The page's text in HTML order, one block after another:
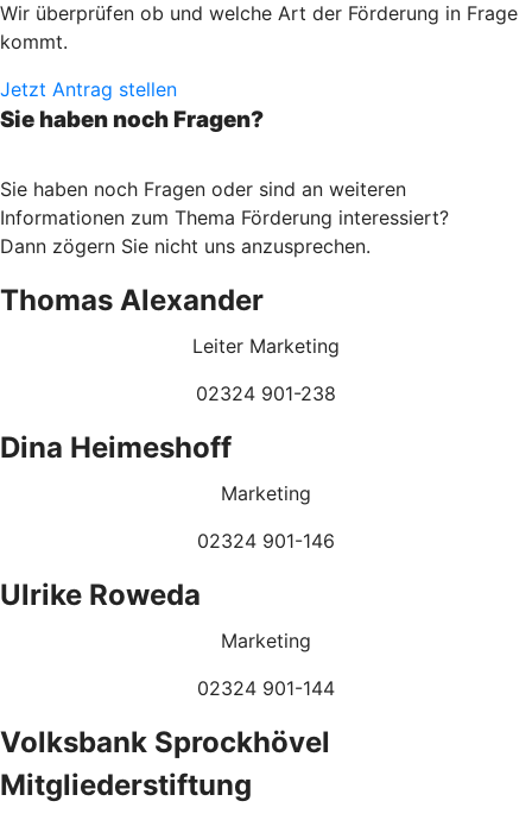
Wir überprüfen ob und welche Art der Förderung in Frage
kommt.
Jetzt Antrag stellen
Sie haben noch Fragen?
Sie haben noch Fragen oder sind an weiteren
Informationen zum Thema Förderung interessiert?
Dann zögern Sie nicht uns anzusprechen.
Thomas Alexander
Leiter Marketing
02324 901-238
Dina Heimeshoff
Marketing
02324 901-146
Ulrike Roweda
Marketing
02324 901-144
Volksbank Sprockhövel
Mitgliederstiftung